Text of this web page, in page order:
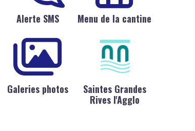
Alerte SMS Menu de la cantine
Galeries photos
Saintes Grandes
Rives l'Agglo